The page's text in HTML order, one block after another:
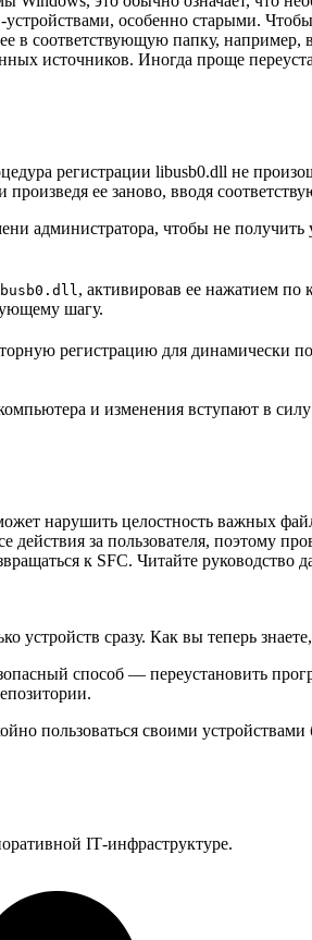
особенно старыми. Чтобы
в соответствующую папку,
источников. Иногда проще
регистрации libusb0.dll не
ее заново, вводя
администратора, чтобы не
, активировав ее нажатием по
шагу.
регистрацию для динамически
и изменения вступают в
нарушить целостность важных
за пользователя, поэтому
к SFC. Читайте
сразу. Как вы теперь
способ — переустановить
пользоваться своими устройствами
IT‑инфраструктуре.